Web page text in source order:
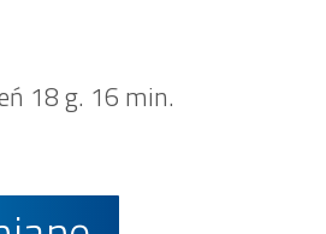
18 g. 16 min.